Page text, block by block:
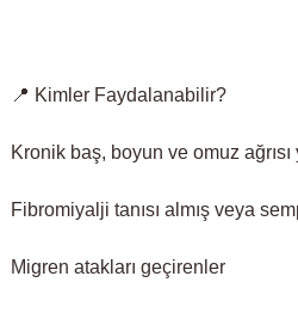
📍 Kimler Faydalanabilir?
Kronik baş, boyun ve omuz
Fibromiyalji tanısı almış veya
Migren atakları geçirenler